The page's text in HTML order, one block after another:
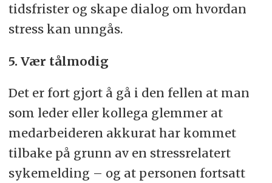
tidsfrister og skape dialog om hvordan
stress kan unngås.
5. Vær tålmodig
Det er fort gjort å gå i den fellen at man
som leder eller kollega glemmer at
medarbeideren akkurat har kommet
tilbake på grunn av en stressrelatert
sykemelding – og at personen fortsatt